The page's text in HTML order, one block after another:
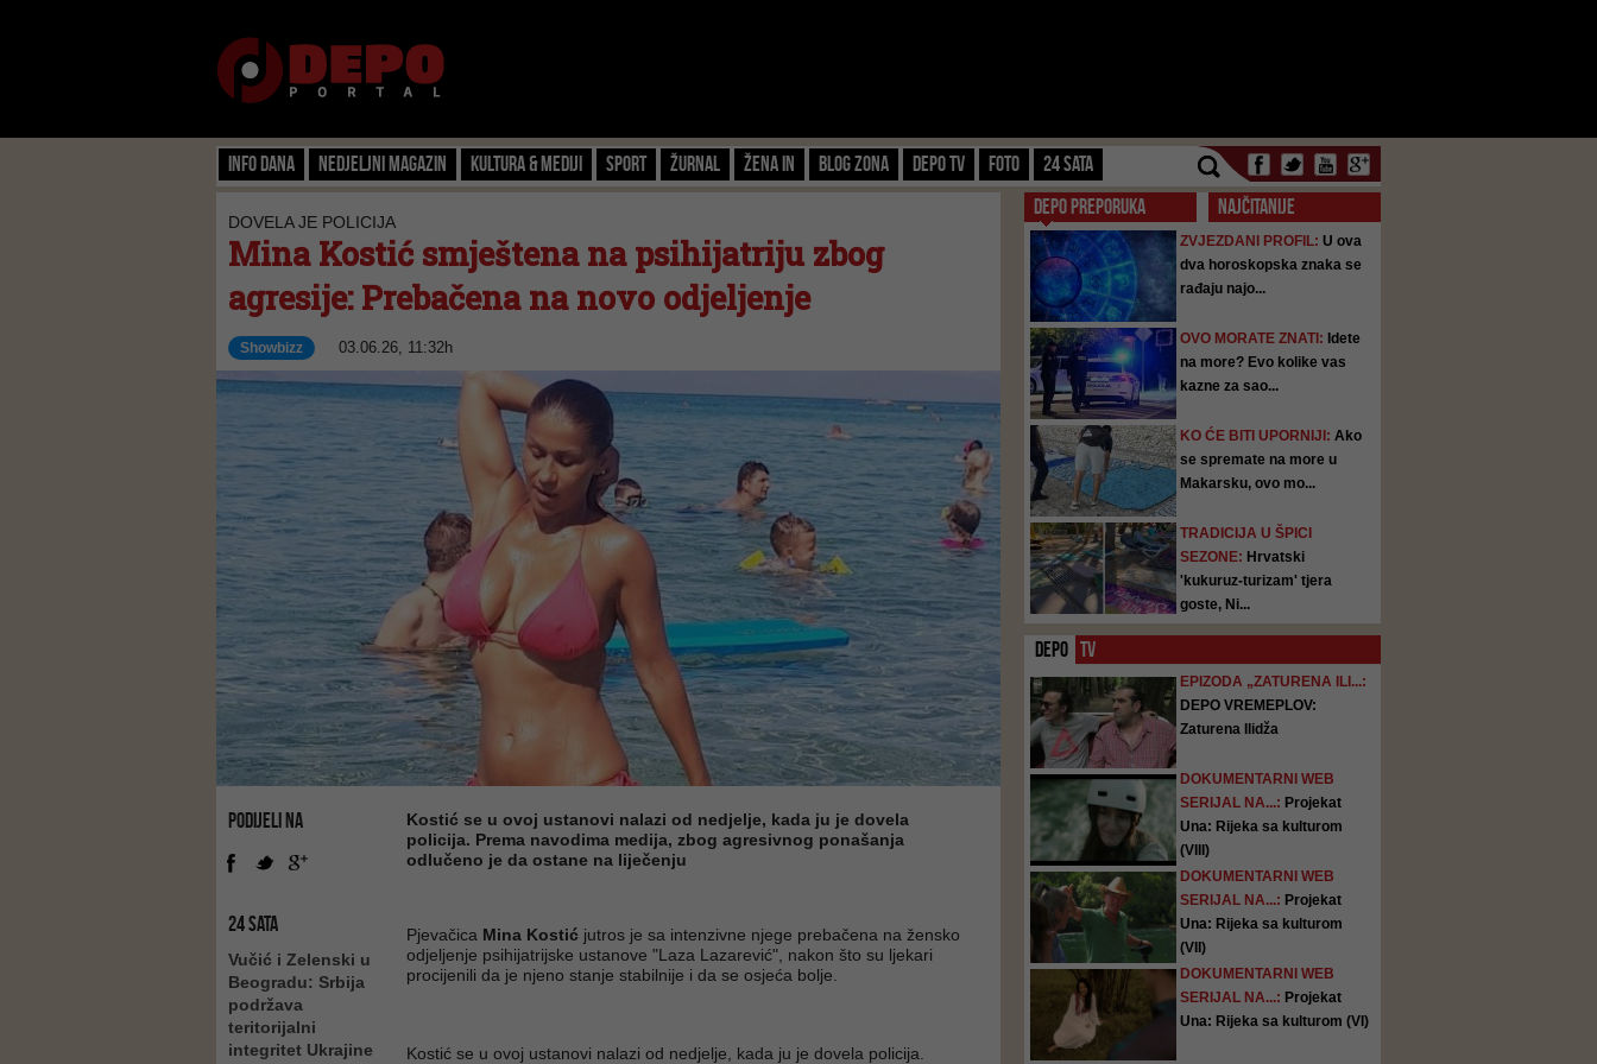
Info dana Nedjeljni magazin Kultura & Mediji Sport Žurnal Žena IN Blog zona Depo TV FOTO 24 SATA
DOVELA JE POLICIJA
Mina Kostić smještena na psihijatriju zbog
agresije: Prebačena na novo odjeljenje
Showbizz 03.06.26, 11:32h
PODIJELI NA
24 SATA
Vučić i Zelenski u
Beogradu: Srbija
podržava
teritorijalni
integritet Ukrajine
Kostić se u ovoj ustanovi nalazi od nedjelje, kada ju je dovela
policija. Prema navodima medija, zbog agresivnog ponašanja
odlučeno je da ostane na liječenju
Pjevačica Mina Kostić jutros je sa intenzivne njege prebačena na žensko
odjeljenje psihijatrijske ustanove "Laza Lazarević", nakon što su ljekari
procijenili da je njeno stanje stabilnije i da se osjeća bolje.
Kostić se u ovoj ustanovi nalazi od nedjelje, kada ju je dovela policija.
DEPO PREPORUKA NAJČITANIJE
ZVJEZDANI PROFIL: U ova
dva horoskopska znaka se
rađaju najo...
OVO MORATE ZNATI: Idete
na more? Evo kolike vas
kazne za sao...
KO ĆE BITI UPORNIJI: Ako
se spremate na more u
Makarsku, ovo mo...
TRADICIJA U ŠPICI
SEZONE: Hrvatski
'kukuruz-turizam' tjera
goste, Ni...
DEPO TV
EPIZODA „ZATURENA ILI...:
DEPO VREMEPLOV:
Zaturena Ilidža
DOKUMENTARNI WEB
SERIJAL NA...: Projekat
Una: Rijeka sa kulturom
(VIII)
DOKUMENTARNI WEB
SERIJAL NA...: Projekat
Una: Rijeka sa kulturom
(VII)
DOKUMENTARNI WEB
SERIJAL NA...: Projekat
Una: Rijeka sa kulturom (VI)